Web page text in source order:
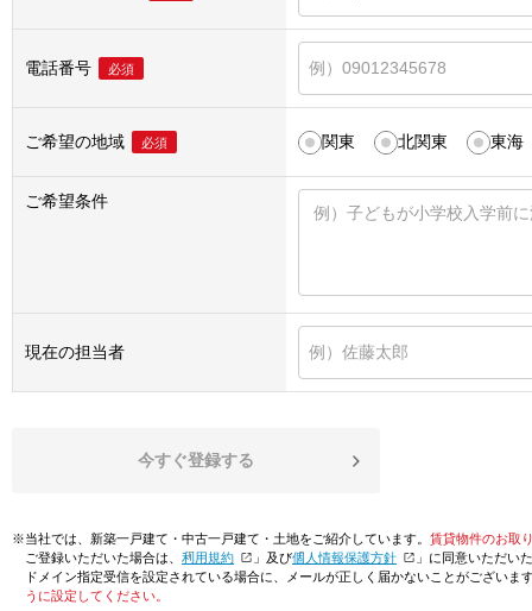
電話番号 必須
ご希望の地域 必須 関東 北関東 東海
ご希望条件
現在の担当者
今すぐ登録する
※当社では、新築一戸建て・中古一戸建て・土地をご紹介しています。 賃貸物件のお取
ご登録いただいた場合は、「利用規約 」及び「個人情報保護方針
」に同意いただい
ドメイン指定受信を設定されている場合に、メールが正しく届かないことがございます
うに設定してください。